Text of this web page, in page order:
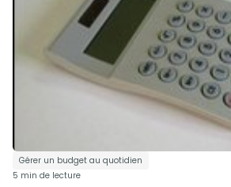
Gérer un budget au quotidien
5 min de lecture